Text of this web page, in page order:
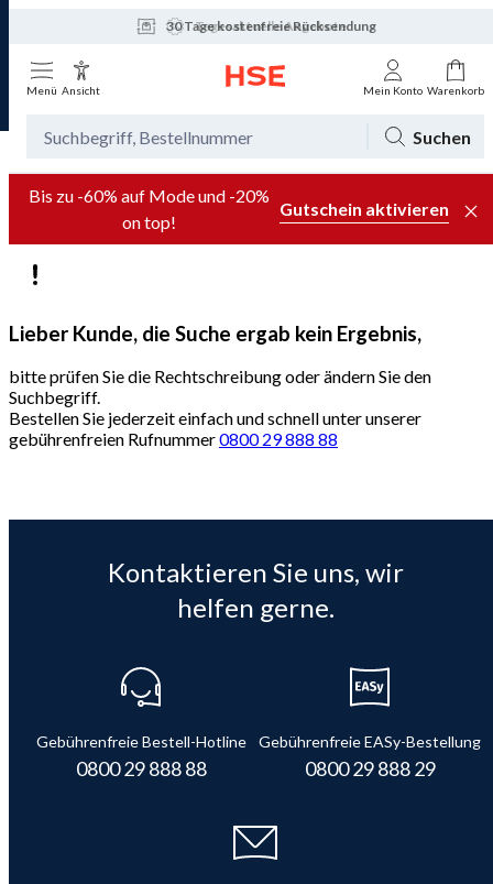
30 Tage kostenfreie Rücksendung
Tagesaktuelle Angebote
Menü Ansicht Mein Konto Warenkorb
Suchen
Bis zu -60% auf Mode und -20%
on top!
Gutschein aktivieren
Lieber Kunde, die Suche ergab kein Ergebnis,
bitte prüfen Sie die Rechtschreibung oder ändern Sie den
Suchbegriff.
Bestellen Sie jederzeit einfach und schnell unter unserer
gebührenfreien Rufnummer0800 29 888 88
Kontaktieren Sie uns, wir
helfen gerne.
Gebührenfreie Bestell-Hotline
0800 29 888 88
Gebührenfreie EASy-Bestellung
0800 29 888 29